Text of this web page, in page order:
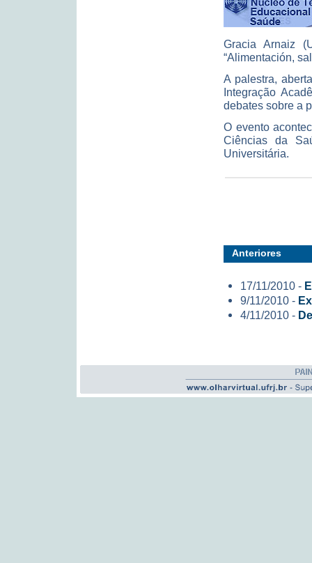
Gracia Arnaiz
“Alimentación,
A palestra,
Integração
debates sobre a
O evento
Ciências da
Universitária.
Anteriores
17/11/2010 -
9/11/2010 -
4/11/2010 -